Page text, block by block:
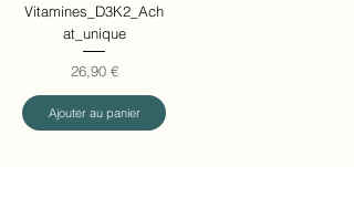
Vitamines_D3K2_Ach
at_unique
Prix
26,90 €
Ajouter au panier